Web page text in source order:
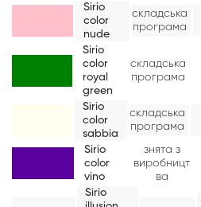
Sirio
color
nude
складська
програма
Sirio
color
royal
green
складська
програма
Sirio
color
sabbia
складська
програма
Sirio
color
vino
знята з
виробницт
ва
Sirio